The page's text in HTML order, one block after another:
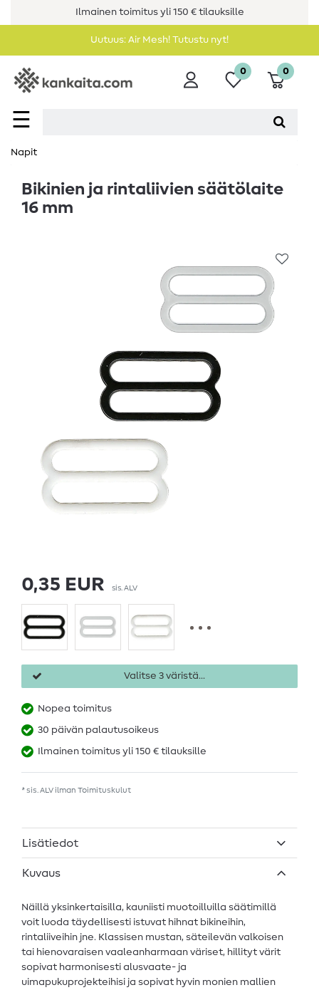
Ilmainen toimitus yli 150 € tilauksille
Uutuus: Air Mesh! Tutustu nyt!
☰
0 0
Napit
Bikinien ja rintaliivien säätölaite
16 mm
0,35 EUR sis. ALV
Valitse 3 väristä...
Nopea toimitus
30 päivän palautusoikeus
Ilmainen toimitus yli 150 € tilauksille
* sis. ALV ilman Toimituskulut
Lisätiedot
Kuvaus
Näillä yksinkertaisilla, kauniisti muotoilluilla säätimillä
voit luoda täydellisesti istuvat hihnat bikineihin,
rintaliiveihin jne. Klassisen mustan, säteilevän valkoisen
tai hienovaraisen vaaleanharmaan väriset, hillityt värit
sopivat harmonisesti alusvaate- ja
uimapukuprojekteihisi ja sopivat hyvin monien mallien